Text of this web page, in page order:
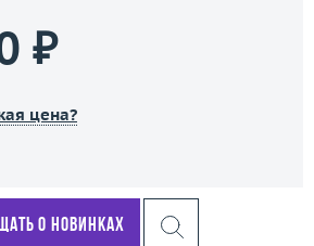
₽
цена?
о новинках